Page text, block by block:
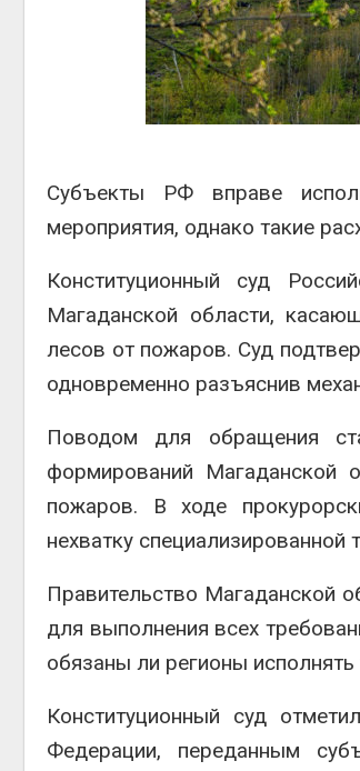
Субъекты РФ вправе
мероприятия, однако такие
Конституционный суд
Магаданской области,
лесов от пожаров. Суд
одновременно разъяснив
Поводом для обращения
формирований Магаданской
пожаров. В ходе
нехватку специализированной
Правительство Магаданской
для выполнения всех
обязаны ли регионы
Конституционный суд
Федерации, переданным
каналами
одновременно
вырабатывать
экономить воду
Авг 7, 2026
Авг 7, 2026